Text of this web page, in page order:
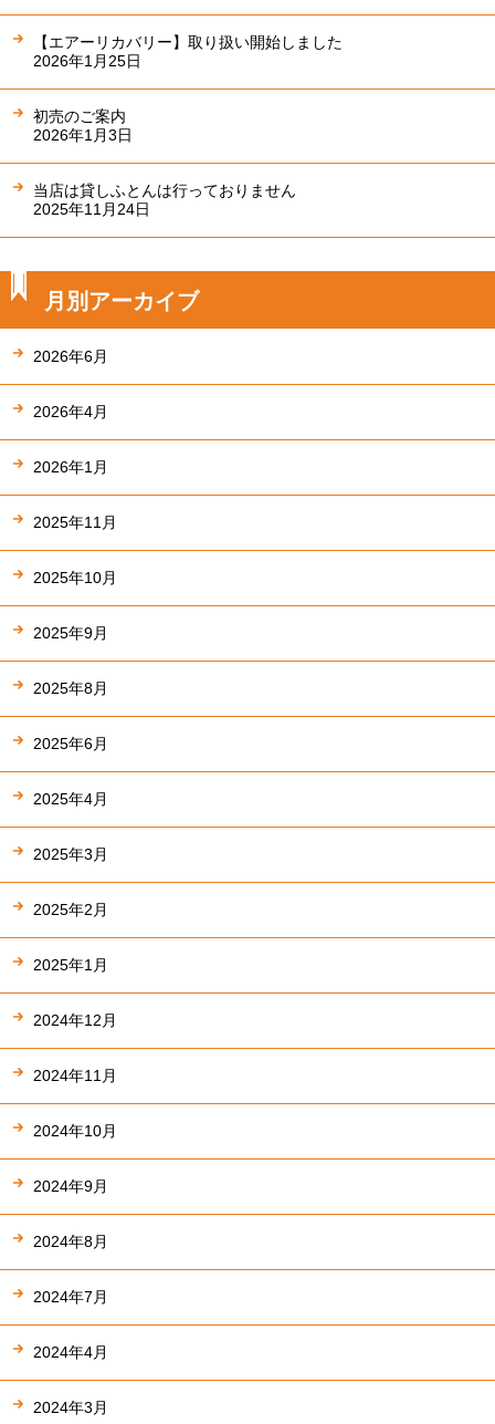
【エアーリカバリー】取り扱い開始しました
2026年1月25日
初売のご案内
2026年1月3日
当店は貸しふとんは行っておりません
2025年11月24日
月別アーカイブ
2026年6月
2026年4月
2026年1月
2025年11月
2025年10月
2025年9月
2025年8月
2025年6月
2025年4月
2025年3月
2025年2月
2025年1月
2024年12月
2024年11月
2024年10月
2024年9月
2024年8月
2024年7月
2024年4月
2024年3月